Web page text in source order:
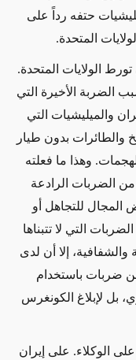
حتفه رداً على
المتحدة.
الولايات المتحدة.
الضربة الأخيرة التي
والميليشيات التي
والطائرات بدون طيار
وهذا ما فعلته
الضربات الرادعة
المجال للتجاهل أو
التي لا تتبناها
والشفافية، إلا أن لدى
ضربات باستخدام
بل لإبلاغ الكونغرس
الوكلاء. على إيران